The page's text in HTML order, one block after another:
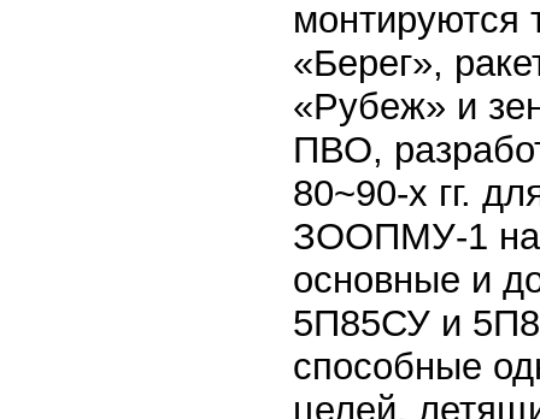
монтируются
«Берег»,
«Рубеж» и
ПВО,
80~90-х гг.
ЗООПМУ-1 на
основные и
5П85СУ и
способные
целей,